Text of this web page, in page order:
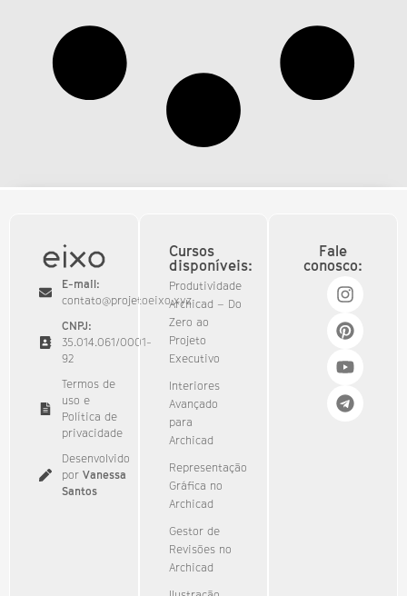
E-mail:
contato@projetoeixo.xyz
CNPJ:
35.014.061/0001-
92​
Termos de
uso e
Política de
privacidade
Desenvolvido
por Vanessa
Santos
Cursos
disponíveis:
Produtividade
Archicad – Do
Zero ao
Projeto
Executivo
Interiores
Avançado
para
Archicad
Representação
Gráfica no
Archicad
Gestor de
Revisões no
Archicad
Fale
conosco: